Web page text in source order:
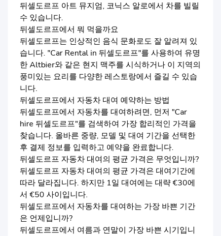
뒤셀도르프 아트 뮤지엄, 코닉스 알로에서 차를 빌릴
수 있습니다.
뒤셀도르프에서 뭐 먹을까요
뒤셀도르프는 인상적인 음식 문화로도 잘 알려져 있
습니다. "Car Rental in 뒤셀도르프"를 사용하여 유명
한 Altbier와 같은 현지 맥주를 시식하거나 이 지역의
풍미있는 요리를 다양한 레스토랑에서 즐길 수 있습
니다.
뒤셀도르프에서 자동차 대여 예약하는 방법
뒤셀도르프에서 자동차를 대여하려면, 먼저 "Car
hire 뒤셀도르프"를 검색하여 가장 합리적인 가격을
찾습니다. 올바른 중량, 모델 및 대여 기간을 선택한
후 결제 정보를 입력하고 예약을 완료합니다.
뒤셀도르프 자동차 대여의 평균 가격은 무엇입니까?
뒤셀도르프 자동차 대여의 평균 가격은 대여기간에
따라 달라집니다. 하지만 1일 대여에는 대략 €30에
서 €50 사이입니다.
뒤셀도르프에서 자동차를 대여하는 가장 바쁜 기간
은 언제입니까?
뒤셀도르프에서 여름과 연말이 가장 바쁜 시기입니